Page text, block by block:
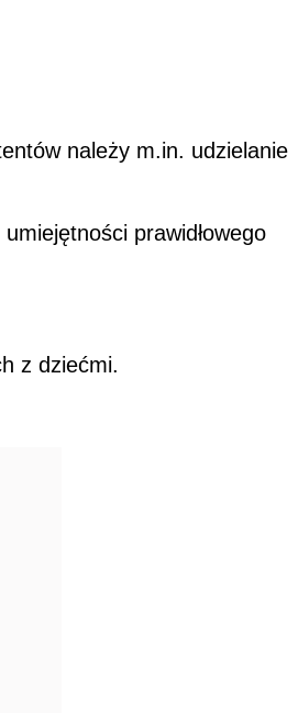
należy m.in. udzielanie
prawidłowego
z dziećmi.